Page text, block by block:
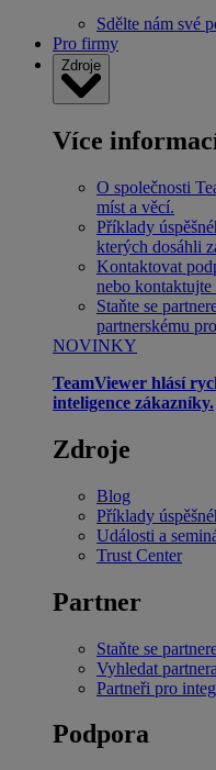
Sdělte nám své
Pro firmy
Zdroje
Více
O společnosti
míst a věcí.
Příklady
kterých dosáhli
Kontaktovat
nebo kontaktujte
Staňte se
partnerskému
NOVINKY
TeamViewer hlásí
inteligence zákazníky.
Zdroje
Blog
Příklady
Události a
Trust Center
Partner
Staňte se
Vyhledat partnera
Partneři pro
Podpora